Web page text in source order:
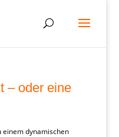
– oder eine
dynamischen